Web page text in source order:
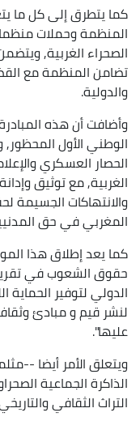
كما يتطرق إلى كل ما
المنظمة وحملات
الصحراء الغربية, ويتضمن
تضامن المنظمة مع
والدولية.
وأضافت أن هذه
الوطني الأول
الحصار العسكري
الغربية, مع توثيق
والانتهاكات الجسيمة
المغربي في حق
كما يعد إطلاق هذا
حقوق الشعوب في تقرير
الدولي لتوفير الحماية
لنشر قيم و مبادئ
عليها".
ويتعلق الأمر أيضا --
الذاكرة الجماعية
التراث الثقافي